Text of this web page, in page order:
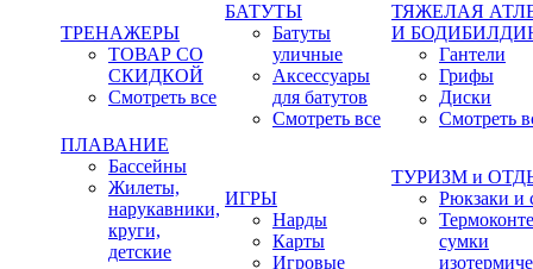
ТРЕНАЖЕРЫ
ТОВАР СО
СКИДКОЙ
Смотреть все
БАТУТЫ
Батуты
уличные
Аксессуары
для батутов
Смотреть все
ТЯЖЕЛАЯ
И
Гантели
Грифы
Диски
Смотреть
ПЛАВАНИЕ
Бассейны
Жилеты,
нарукавники,
круги,
детские
ИГРЫ
Нарды
Карты
Игровые
ТУРИЗМ и
Рюкзаки и
сумки